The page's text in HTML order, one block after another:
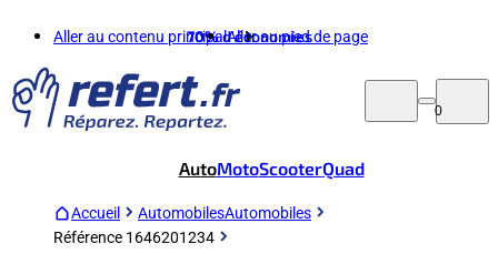
Aller au contenu principalAller au pied de page
70%d'économies
0
AutoMotoScooterQuad
Accueil AutomobilesAutomobiles
Référence 1646201234